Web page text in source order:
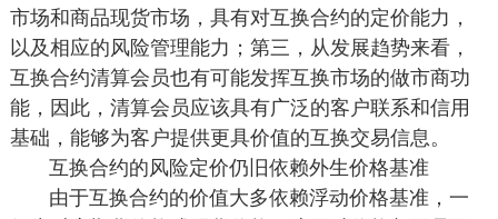
市场和商品现货市场，具有对互换合约的定价能力，
以及相应的风险管理能力；第三，从发展趋势来看，
互换合约清算会员也有可能发挥互换市场的做市商功
能，因此，清算会员应该具有广泛的客户联系和信用
基础，能够为客户提供更具价值的互换交易信息。
互换合约的风险定价仍旧依赖外生价格基准
由于互换合约的价值大多依赖浮动价格基准，一